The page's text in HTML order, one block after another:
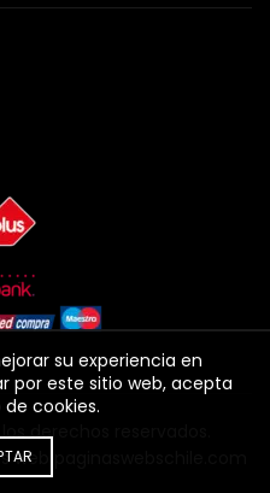
derechos reservados.
web
su experiencia en
por este sitio web, acepta
cookies.